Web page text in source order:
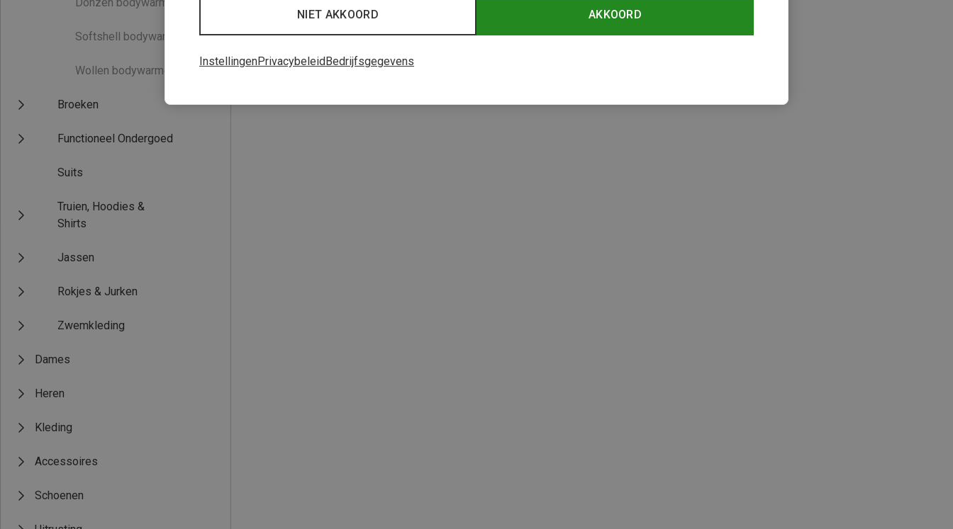
Softshell bodywarmers (0)
Wollen bodywarmers
Broeken
Functioneel Ondergoed
Suits
Truien, Hoodies &
Shirts
Jassen
Rokjes & Jurken
Zwemkleding
Dames
Heren
Kleding
Accessoires
Schoenen
1 van 1 producten bekeken
AKKOORD
NIET AKKOORD
InstellingenPrivacybeleidBedrijfsgegevens